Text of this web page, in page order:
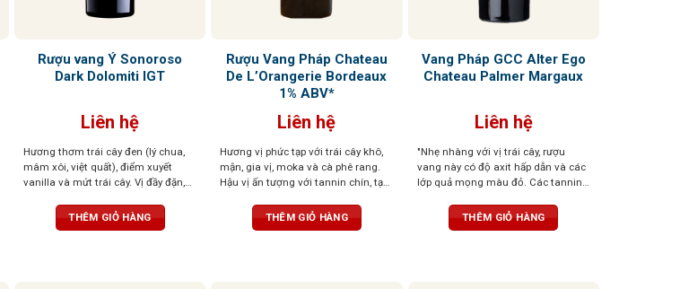
Rượu vang Ý Sonoroso
Dark Dolomiti IGT
Liên hệ
Hương thơm trái cây đen (lý chua,
mâm xôi, việt quất), điểm xuyết
vanilla và mứt trái cây. Vị đầy đặn,
chát. Sắc đỏ đậm, cuốn hút và cá
THÊM GIỎ HÀNG
Rượu Vang Pháp Chateau
De L’Orangerie Bordeaux
1% ABV*
Liên hệ
Hương vị phức tạp với trái cây khô,
mận, gia vị, moka và cà phê rang.
Hậu vị ấn tượng với tannin chín, tạo
THÊM GIỎ HÀNG
Vang Pháp GCC Alter Ego
Chateau Palmer Margaux
Liên hệ
"Nhẹ nhàng với vị trái cây, rượu
vang này có độ axit hấp dẫn và các
lớp quả mọng màu đỏ. Các tannin
trái cây của rượu vang, chứa nhiều
axit và sẽ sớm sẵn sàng cho mọi
THÊM GIỎ HÀNG